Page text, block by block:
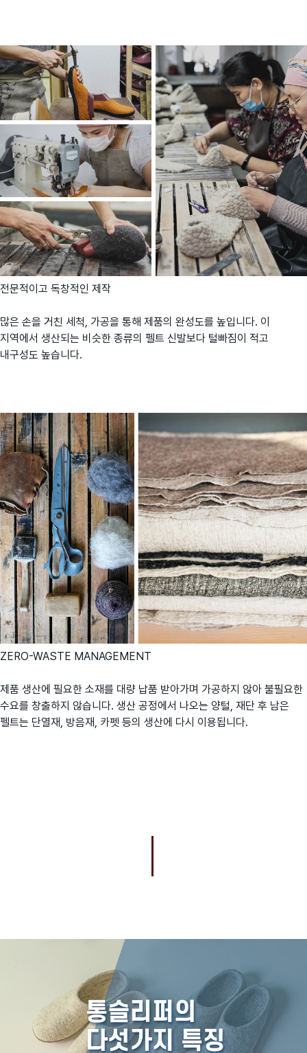
전문적이고 독창적인 제작
많은 손을 거친 세척, 가공을 통해 제품의 완성도를 높입니다. 이
지역에서 생산되는 비슷한 종류의 펠트 신발보다 털빠짐이 적고
내구성도 높습니다.
ZERO-WASTE MANAGEMENT
제품 생산에 필요한 소재를 대량 납품 받아가며 가공하지 않아 불필요한
수요를 창출하지 않습니다. 생산 공정에서 나오는 양털, 재단 후 남은
펠트는 단열재, 방음재, 카펫 등의 생산에 다시 이용됩니다.